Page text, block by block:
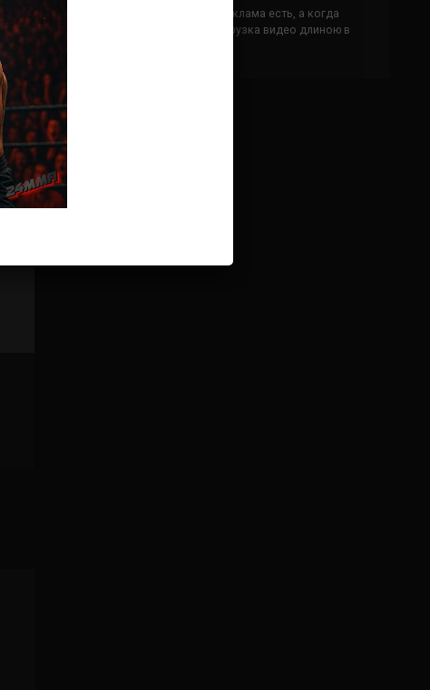
не запускается ни один бой, реклама есть, а когда
заканчивается начинается загрузка видео длиною в